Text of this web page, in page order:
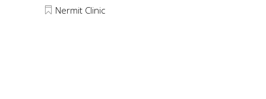
Nermit Clinic